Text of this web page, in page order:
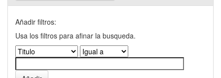
Añadir filtros:
Usa los filtros para afinar la busqueda.